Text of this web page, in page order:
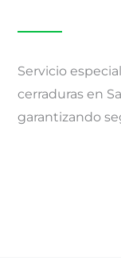
Servicio
cerraduras en
garantizando